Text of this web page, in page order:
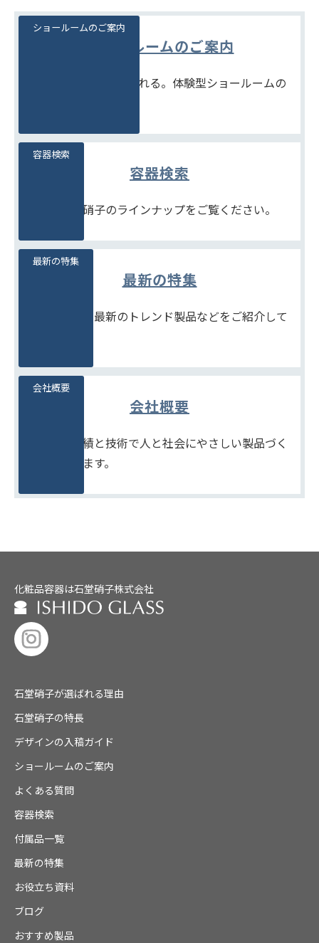
ショールームのご案内
見て、触れて、比べられる。体験型ショールームの
ショールームのご案内
容器検索
豊富な石堂硝子のラインナップをご覧ください。
容器検索
最新の特集
季節商品や、最新のトレンド製品などをご紹介して
最新の特集
会社概要
たしかな実績と技術で人と社会にやさしい製品づく
りをめざします。
会社概要
化粧品容器は石堂硝子株式会社
石堂硝子が選ばれる理由
石堂硝子の特長
デザインの入稿ガイド
ショールームのご案内
よくある質問
容器検索
付属品一覧
最新の特集
お役立ち資料
ブログ
おすすめ製品